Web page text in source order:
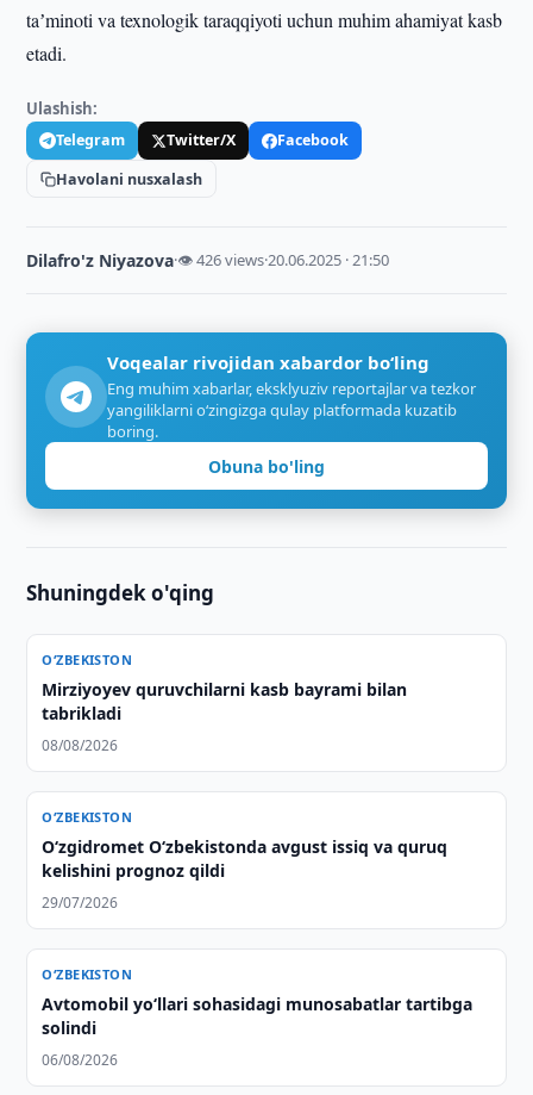
taʼminoti va texnologik taraqqiyoti uchun muhim ahamiyat kasb
etadi.
Ulashish:
Telegram Twitter/X
Facebook
Havolani nusxalash
Dilafro'z Niyazova·👁 426 views·20.06.2025 · 21:50
Voqealar rivojidan xabardor bo‘ling
Eng muhim xabarlar, eksklyuziv reportajlar va tezkor
yangiliklarni o‘zingizga qulay platformada kuzatib
boring.
Obuna bo'ling
Shuningdek o'qing
O‘ZBEKISTON
Mirziyoyev quruvchilarni kasb bayrami bilan
tabrikladi
08/08/2026
O‘ZBEKISTON
O‘zgidromet O‘zbekistonda avgust issiq va quruq
kelishini prognoz qildi
29/07/2026
O‘ZBEKISTON
Avtomobil yo‘llari sohasidagi munosabatlar tartibga
solindi
06/08/2026